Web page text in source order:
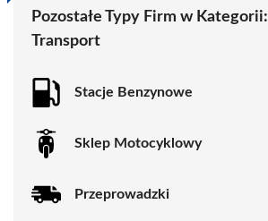
Pozostałe Typy Firm w Kategorii:
Transport
Stacje Benzynowe
Sklep Motocyklowy
Przeprowadzki